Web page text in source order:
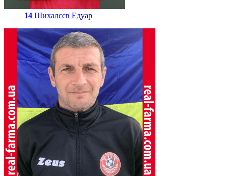
14 Шихалєєв Едуар